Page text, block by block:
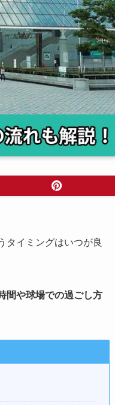
タイミングはいつが良
間や球場での過ごし方